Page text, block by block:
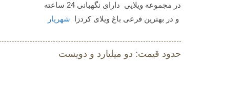
در مجموعه ویلایی دارای نگهبانی 24 ساعته
و در بهترین فرعی باغ ویلای کردزا شهریار
حدود قیمت: دو میلیارد و دویست